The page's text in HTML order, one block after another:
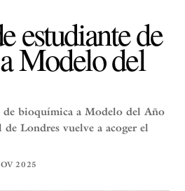
estudiante de
Modelo del
bioquímica a Modelo del Año
Londres vuelve a acoger el
2025